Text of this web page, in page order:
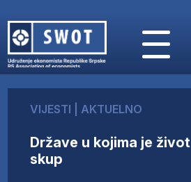
O NAMA
AKTUELNO
ANALIZE
VIJESTI AKTUELNO
Države u kojima je život
skup